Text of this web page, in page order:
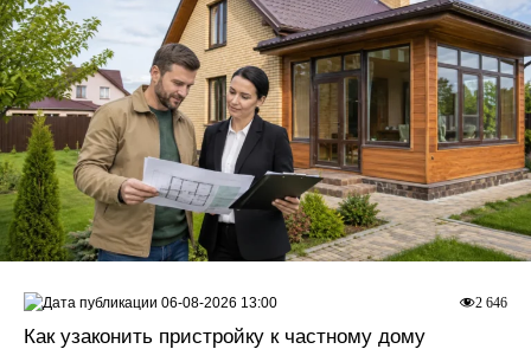
Как узаконить пристройку к частному дому
2 646
06-08-2026 13:00